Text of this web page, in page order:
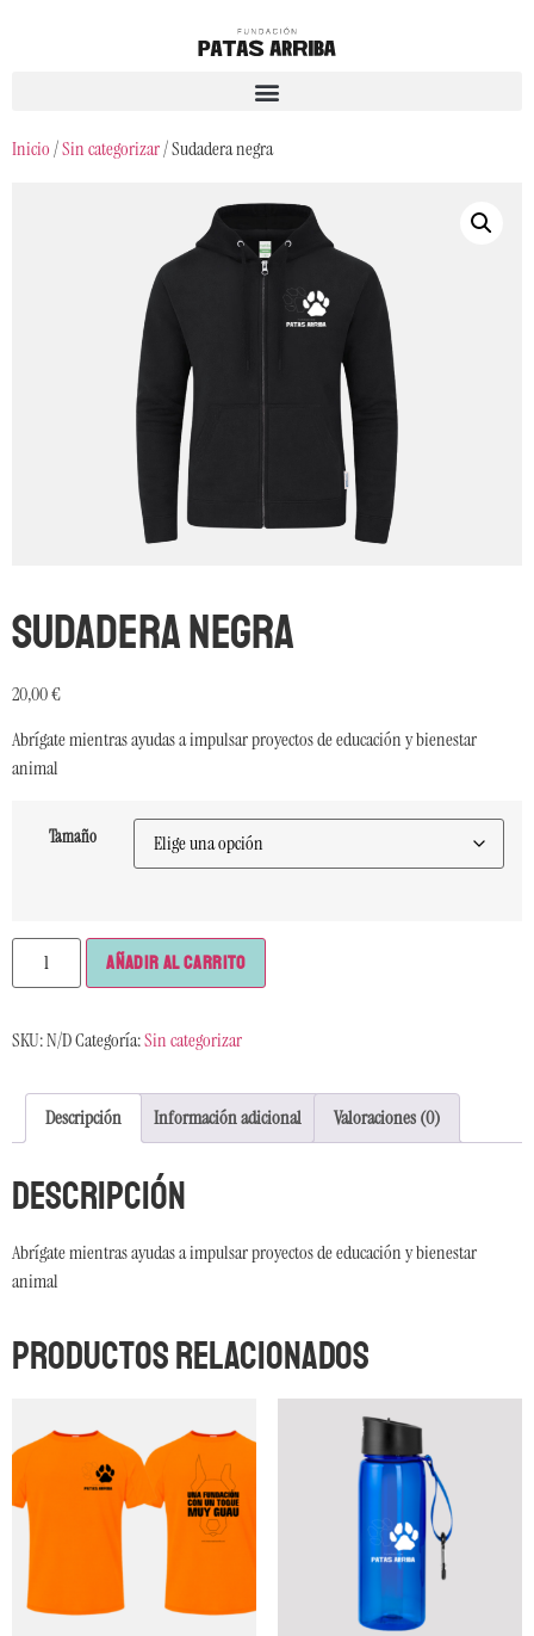
Inicio/Sin categorizar/ Sudadera negra
Sudadera negra
20,00€
Abrígate mientras ayudas a impulsar proyectos de educación y bienestar
animal
Tamaño
Añadir al carrito
SKU:N/DCategoría:Sin categorizar
Descripción Información adicional Valoraciones (0)
Descripción
Abrígate mientras ayudas a impulsar proyectos de educación y bienestar
animal
Productos relacionados